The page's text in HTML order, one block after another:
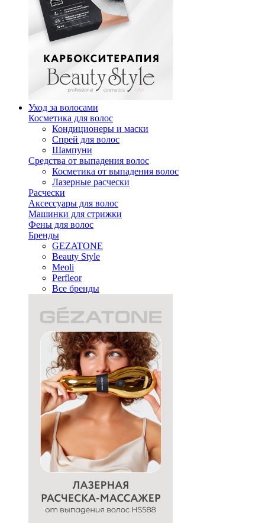
Уход за волосами
Косметика для волос
Кондиционеры и маски
Спрей для волос
Шампуни
Средства от выпадения волос
Косметика от выпадения волос
Лазерные расчески
Расчески
Аксессуары для волос
Машинки для стрижки
Фены для волос
Бренды
GEZATONE
Beauty Style
Meoli
Perfleor
Все бренды